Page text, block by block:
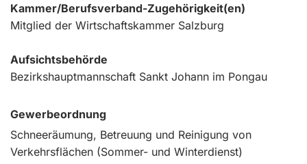
Kammer/Berufsverband-Zugehörigkeit(en)
Mitglied der Wirtschaftskammer Salzburg
Aufsichtsbehörde
Bezirkshauptmannschaft Sankt Johann im Pongau
Gewerbeordnung
Schneeräumung, Betreuung und Reinigung von
Verkehrsflächen (Sommer- und Winterdienst)